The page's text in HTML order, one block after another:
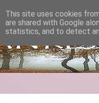
This site uses cookies
are shared with Google
statistics, and to detect